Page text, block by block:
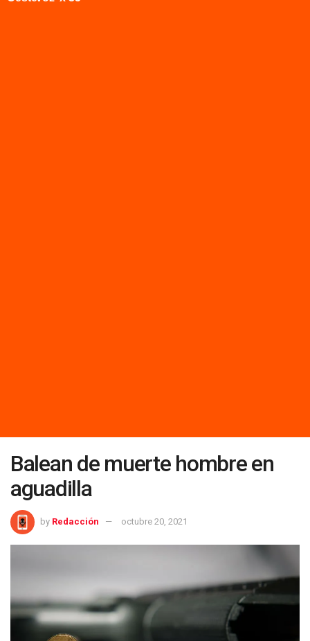
Balean de muerte hombre en
aguadilla
by Redacción octubre 20, 2021